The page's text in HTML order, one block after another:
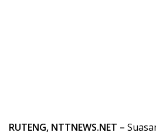
RUTENG, NTTNEWS.NET –